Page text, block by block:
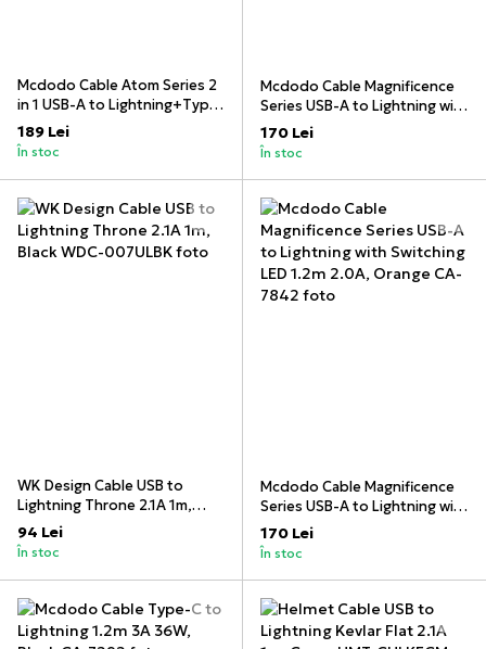
Mcdodo Cable Atom Series 2
in 1 USB-A to Lightning+Type-
C with LED 2.4A 1.2m, Black
189 Lei
În stoc
Mcdodo Cable Magnificence
Series USB-A to Lightning with
Switching LED 1.2m 2.0A,
Green
170 Lei
În stoc
WK Design Cable USB to
Lightning Throne 2.1A 1m,
Black
94 Lei
În stoc
Mcdodo Cable Magnificence
Series USB-A to Lightning with
Switching LED 1.2m 2.0A,
Orange
170 Lei
În stoc